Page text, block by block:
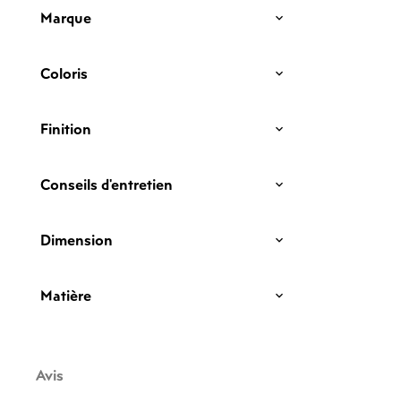
Marque
Coloris
Finition
Conseils d'entretien
Dimension
Matière
Avis